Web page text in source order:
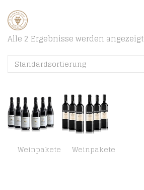
Alle 2 Ergebnisse werden angezeigt
Standardsortierung
Weinpakete Weinpakete